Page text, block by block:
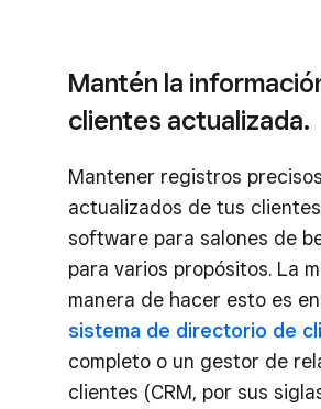
Mantén la
clientes actualizada.
Mantener registros
actualizados de tus
software para salones de
para varios propósitos. La
manera de hacer esto es
sistema de directorio de
completo o un gestor de
clientes (CRM, por sus